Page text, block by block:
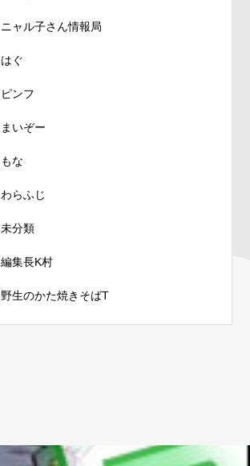
ニャル子さん情報局
はぐ
ピンフ
まいぞー
もな
わらふじ
未分類
編集長K村
野生のかた焼きそばT